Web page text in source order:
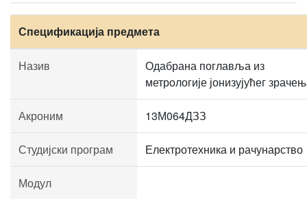
Спецификација предмета
Назив
Одабрана поглавља из
метрологије јонизујућег
Акроним 13М064ДЗЗ
Студијски програм Електротехника и рачунарство
Модул